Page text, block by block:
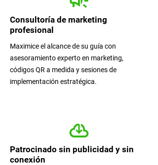
Consultoría de marketing
profesional
Maximice el alcance de su guía con
asesoramiento experto en marketing,
códigos QR a medida y sesiones de
implementación estratégica.
Patrocinado sin publicidad y sin
conexión